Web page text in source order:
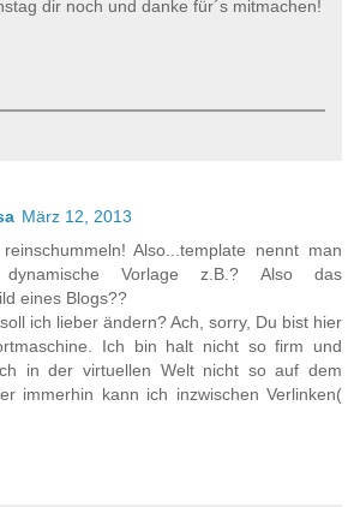
dir noch und danke für´s mitmachen!
März 12, 2013
Also...template nennt man
Vorlage z.B.? Also das
eines Blogs??
ich lieber ändern? Ach, sorry, Du bist hier
Ich bin halt nicht so firm und
in der virtuellen Welt nicht so auf dem
immerhin kann ich inzwischen Verlinken(